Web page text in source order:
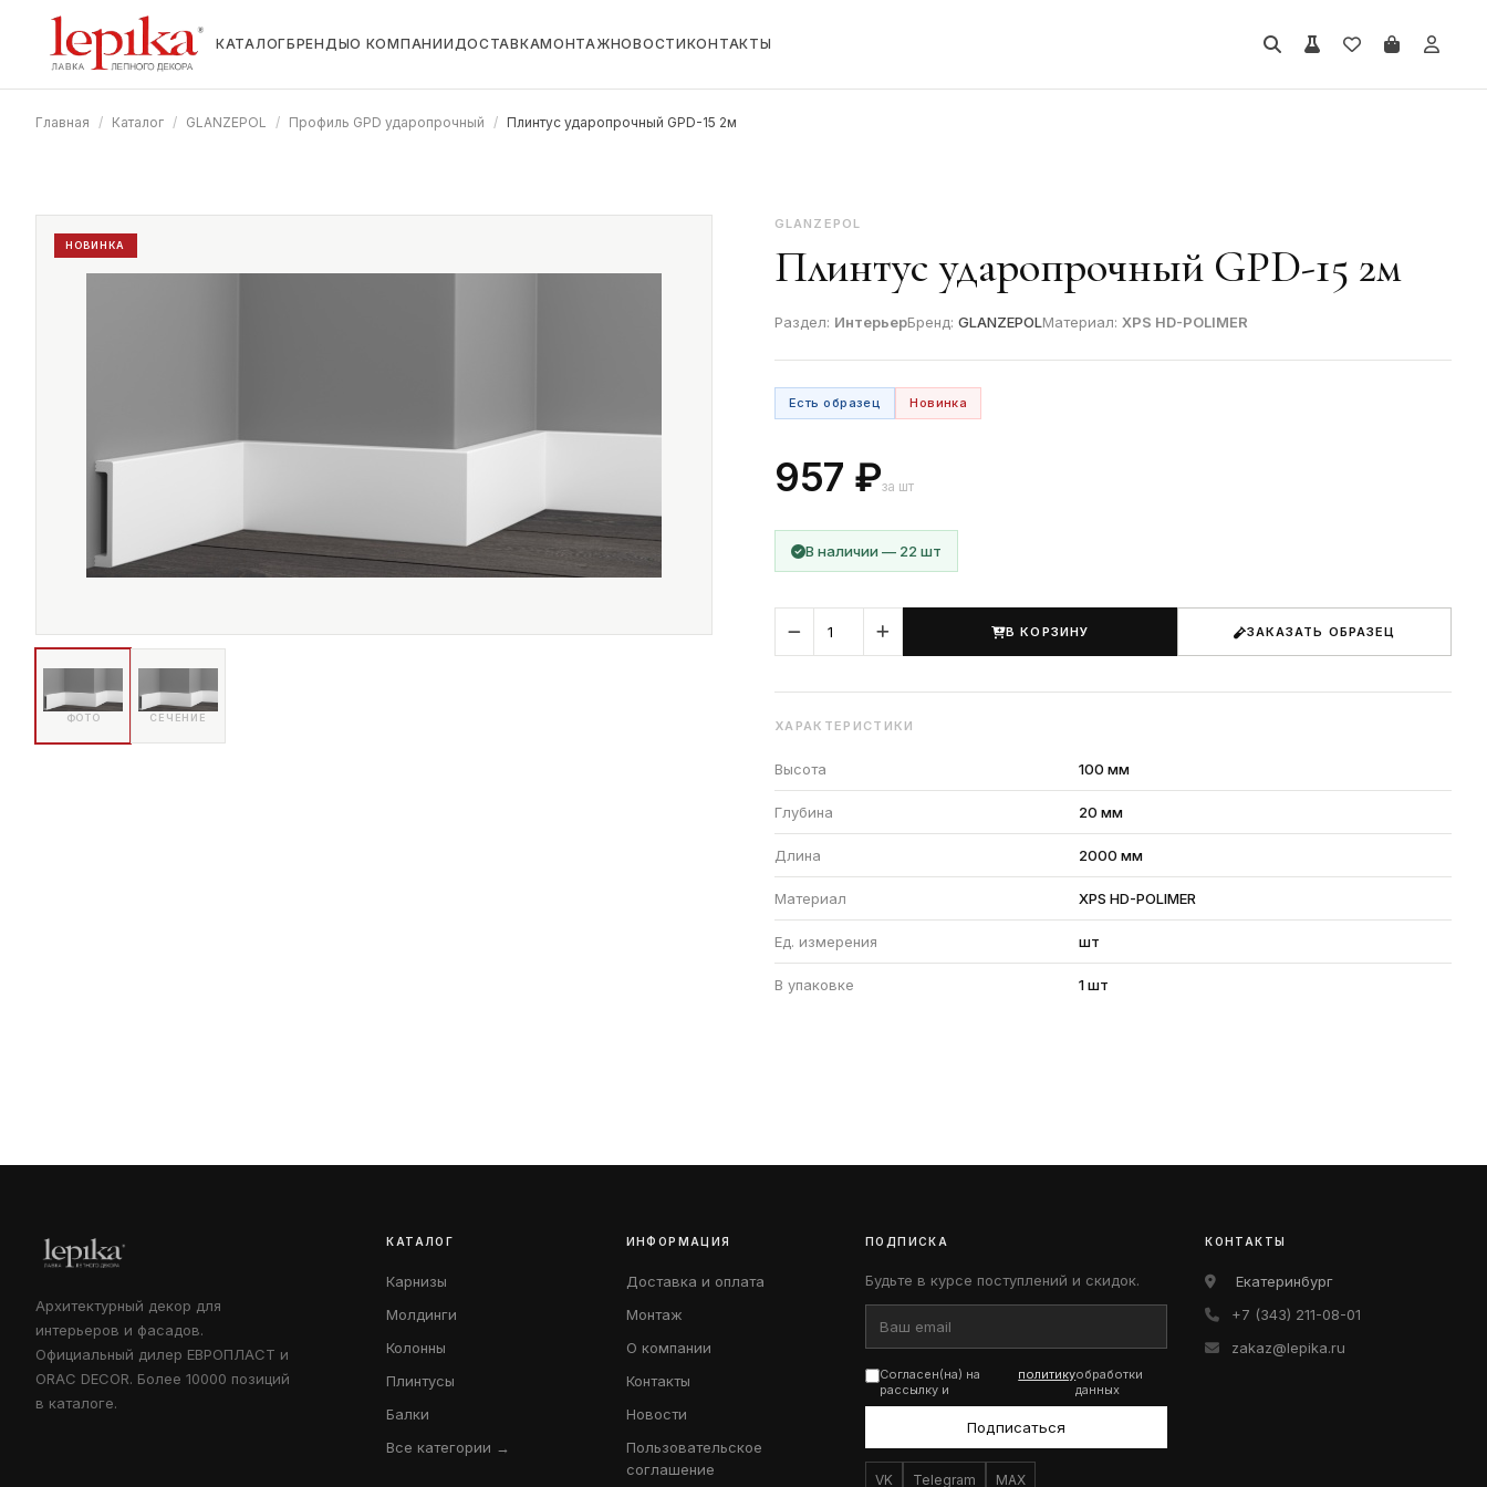
КАТАЛОГБРЕНДЫО КОМПАНИИДОСТАВКАМОНТАЖНОВОСТИКОНТАКТЫ
Главная / Каталог / GLANZEPOL / Профиль GPD ударопрочный / Плинтус ударопрочный GPD-15 2м
НОВИНКА
ФОТО СЕЧЕНИЕ
GLANZEPOL
Плинтус ударопрочный GPD-15 2м
Раздел: ИнтерьерБренд: GLANZEPOLМатериал: XPS HD-POLIMER
Есть образец Новинка
957 ₽за шт
В наличии — 22 шт
В КОРЗИНУ ЗАКАЗАТЬ ОБРАЗЕЦ
ХАРАКТЕРИСТИКИ
Высота 100 мм
Глубина 20 мм
Длина 2000 мм
Материал XPS HD-POLIMER
Ед. измерения шт
В упаковке 1 шт
Архитектурный декор для
интерьеров и фасадов.
Официальный дилер ЕВРОПЛАСТ и
ORAC DECOR. Более 10000 позиций
в каталоге.
КАТАЛОГ
Карнизы
Молдинги
Колонны
Плинтусы
Балки
Все категории →
ИНФОРМАЦИЯ
Доставка и оплата
Монтаж
О компании
Контакты
Новости
Пользовательское
соглашение
ПОДПИСКА
Будьте в курсе поступлений и скидок.
Согласен(на) на
рассылку и
политикуобработки
данных
Подписаться
VK Telegram MAX
КОНТАКТЫ
Екатеринбург
+7 (343) 211-08-01
zakaz@lepika.ru